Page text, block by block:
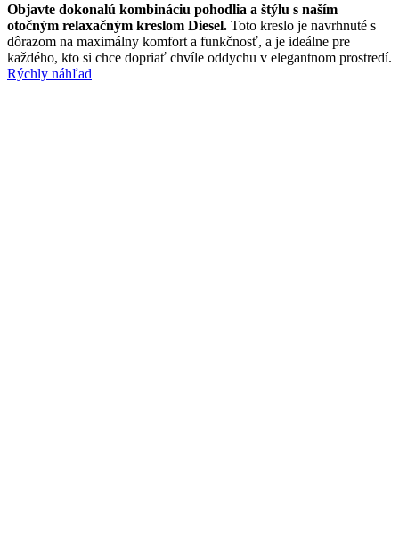
Objavte dokonalú kombináciu pohodlia a štýlu s naším
otočným relaxačným kreslom Diesel. Toto kreslo je navrhnuté s
dôrazom na maximálny komfort a funkčnosť, a je ideálne pre
každého, kto si chce dopriať chvíle oddychu v elegantnom prostredí.
Rýchly náhľad